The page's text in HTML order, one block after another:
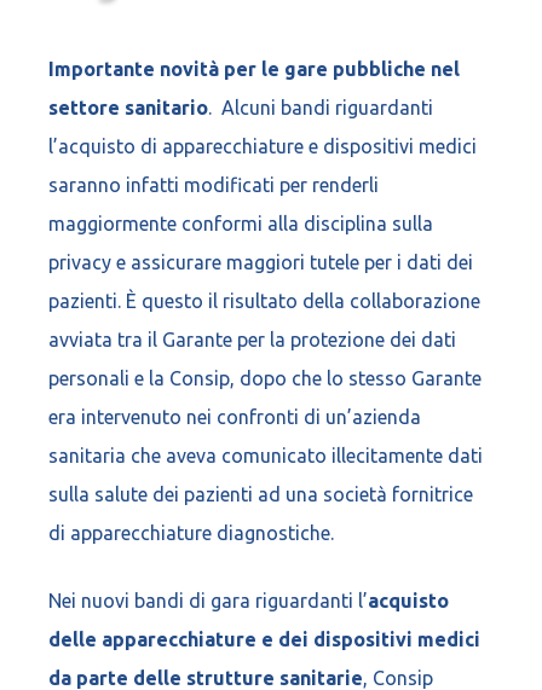
Importante novità per le gare pubbliche nel
settore sanitario. Alcuni bandi riguardanti
l’acquisto di apparecchiature e dispositivi medici
saranno infatti modificati per renderli
maggiormente conformi alla disciplina sulla
privacy e assicurare maggiori tutele per i dati dei
pazienti. È questo il risultato della collaborazione
avviata tra il Garante per la protezione dei dati
personali e la Consip, dopo che lo stesso Garante
era intervenuto nei confronti di un’azienda
sanitaria che aveva comunicato illecitamente dati
sulla salute dei pazienti ad una società fornitrice
di apparecchiature diagnostiche.
Nei nuovi bandi di gara riguardanti l’acquisto
delle apparecchiature e dei dispositivi medici
da parte delle strutture sanitarie, Consip